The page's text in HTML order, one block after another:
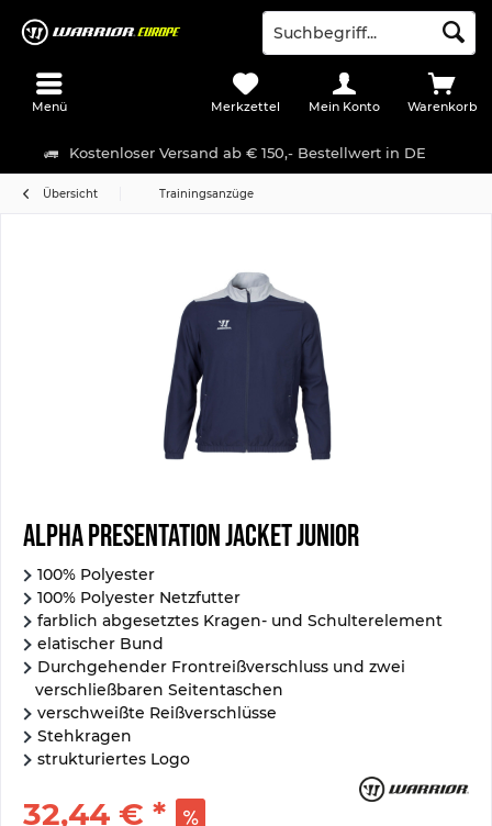
Kostenloser Versand ab € 150,- Bestellwert in DE
Menü Warenkorb
Merkzettel Mein Konto
Übersicht Trainingsanzüge
Alpha Presentation Jacket Junior
100% Polyester
100% Polyester Netzfutter
farblich abgesetztes Kragen- und Schulterelement
elatischer Bund
Durchgehender Frontreißverschluss und zwei
verschließbaren Seitentaschen
verschweißte Reißverschlüsse
Stehkragen
strukturiertes Logo
32,44 € *